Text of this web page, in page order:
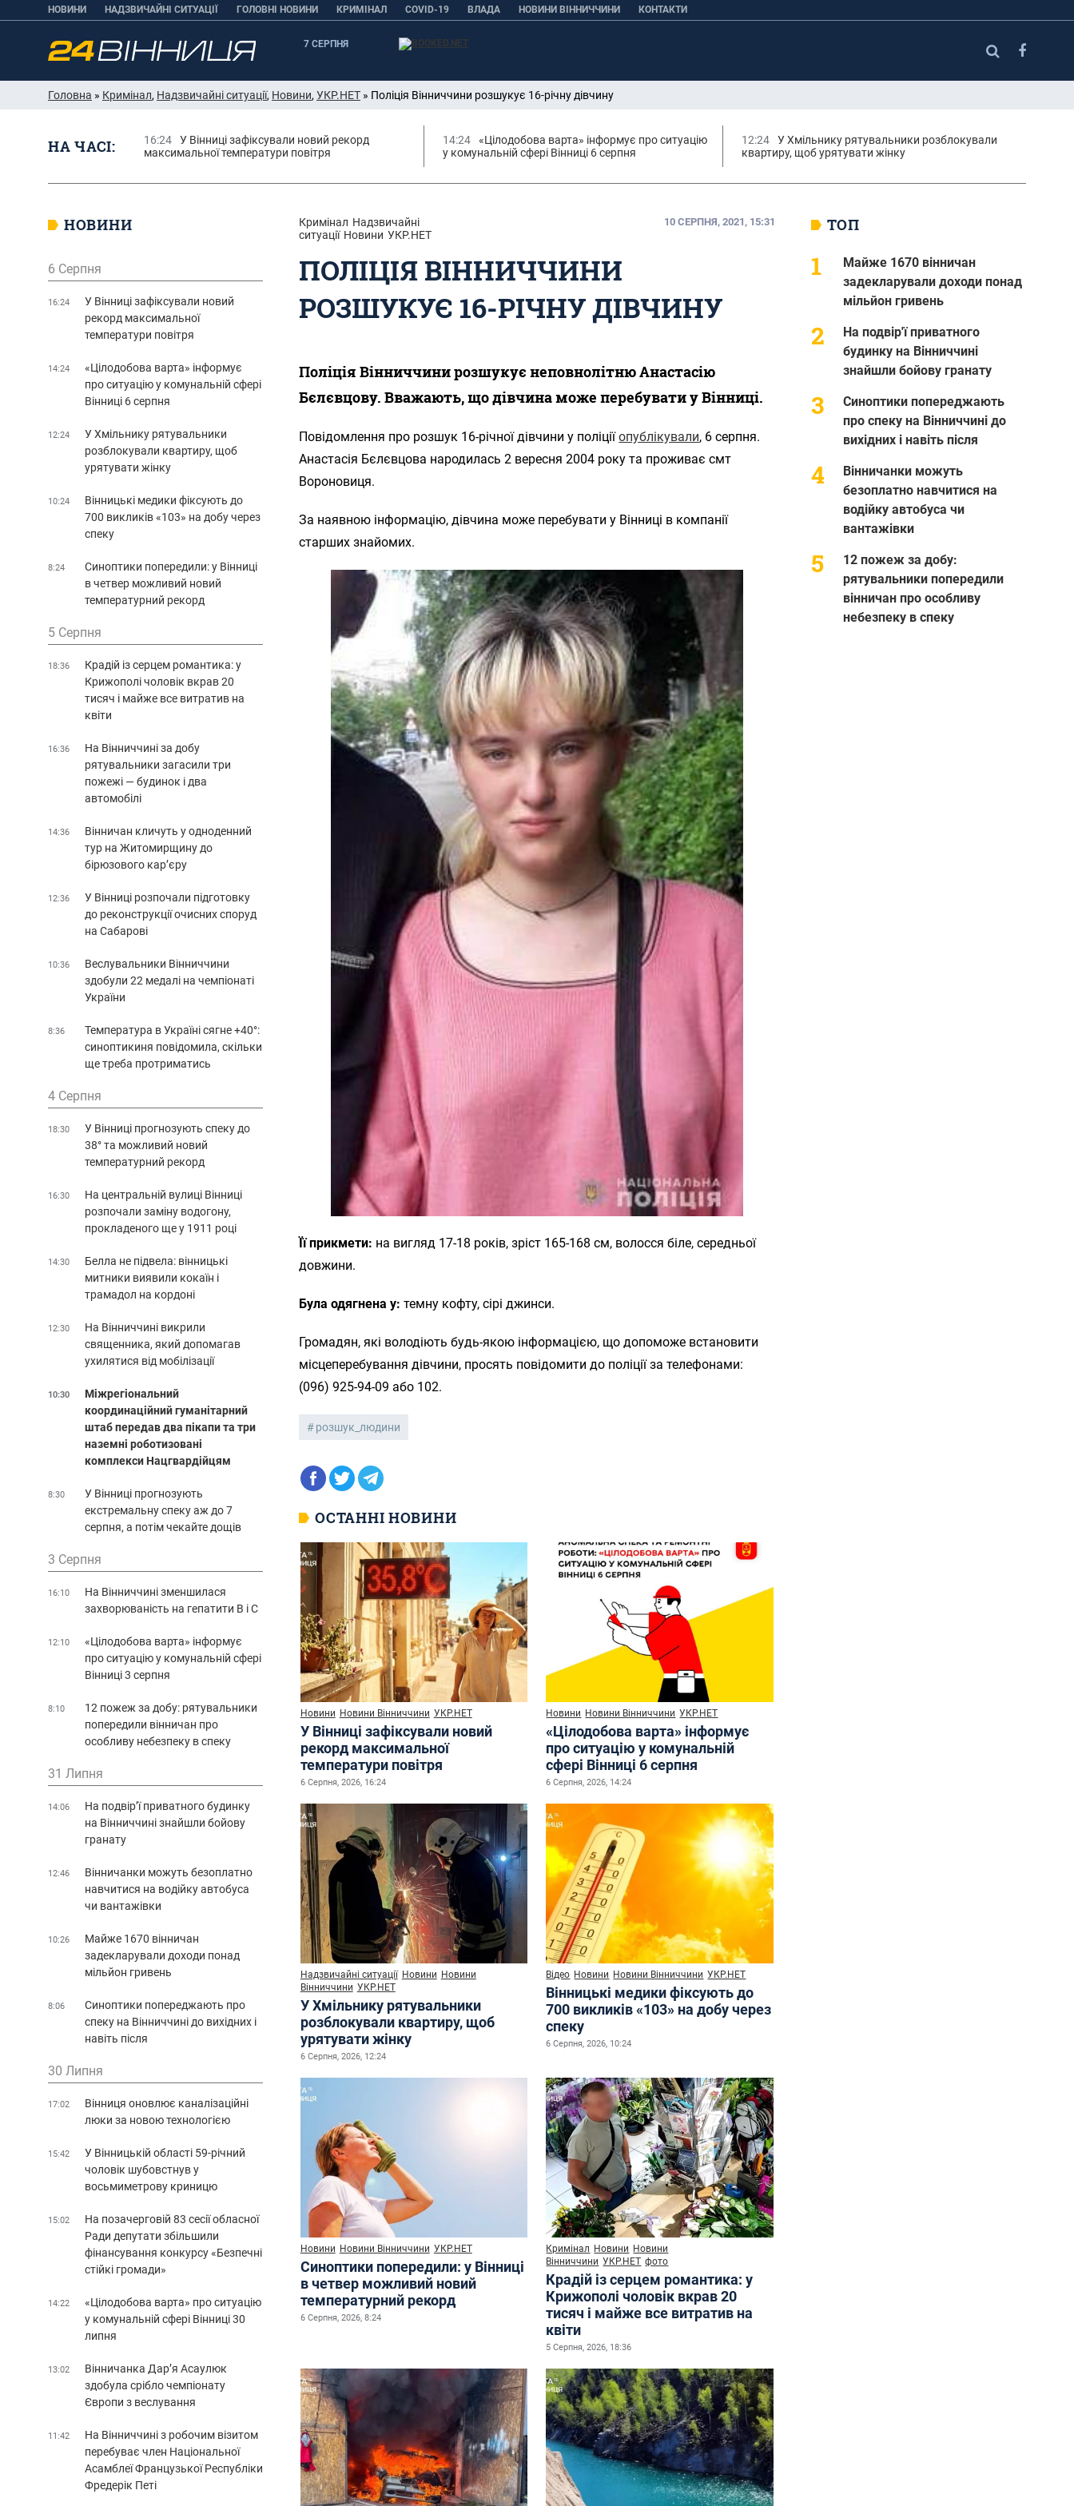
НОВИНИ НАДЗВИЧАЙНІ СИТУАЦІЇ ГОЛОВНІ НОВИНИ КРИМІНАЛ COVID-19 ВЛАДА НОВИНИ ВІННИЧЧИНИ КОНТАКТИ
7 СЕРПНЯ
Головна » Кримінал, Надзвичайні ситуації, Новини, УКР.НЕТ » Поліція Вінниччини розшукує 16-річну дівчину
НА ЧАСІ: 16:24
У Вінниці зафіксували новий рекорд
максимальної температури повітря
14:24
«Цілодобова варта» інформує про ситуацію
у комунальній сфері Вінниці 6 серпня
12:24
У Хмільнику рятувальники розблокували
квартиру, щоб урятувати жінку
Кримінал Надзвичайні
ситуації Новини УКР.НЕТ
10 СЕРПНЯ, 2021, 15:31
ПОЛІЦІЯ ВІННИЧЧИНИ
РОЗШУКУЄ 16-РІЧНУ ДІВЧИНУ
Поліція Вінниччини розшукує неповнолітню Анастасію
Бєлєвцову. Вважають, що дівчина може перебувати у Вінниці.
Повідомлення про розшук 16-річної дівчини у поліціїопублікували, 6 серпня.
Анастасія Бєлєвцова народилась 2 вересня 2004 року та проживає смт
Вороновиця.
За наявною інформацію, дівчина може перебувати у Вінниці в компанії
старших знайомих.
Її прикмети: на вигляд 17-18 років, зріст 165-168 см, волосся біле, середньої
довжини.
Була одягнена у: темну кофту, сірі джинси.
Громадян, які володіють будь-якою інформацією, що допоможе встановити
місцеперебування дівчини, просять повідомити до поліції за телефонами:
(096) 925-94-09 або 102.
розшук_людини
ОСТАННІ НОВИНИ
Новини Новини Вінниччини УКР.НЕТ
У Вінниці зафіксували новий
рекорд максимальної
температури повітря
6 Серпня, 2026, 16:24
Новини Новини Вінниччини УКР.НЕТ
«Цілодобова варта» інформує
про ситуацію у комунальній
сфері Вінниці 6 серпня
6 Серпня, 2026, 14:24
Надзвичайні ситуації Новини Новини
Вінниччини УКР.НЕТ
У Хмільнику рятувальники
розблокували квартиру, щоб
урятувати жінку
6 Серпня, 2026, 12:24
Відео Новини Новини Вінниччини УКР.НЕТ
Вінницькі медики фіксують до
700 викликів «103» на добу через
спеку
6 Серпня, 2026, 10:24
Новини Новини Вінниччини УКР.НЕТ
Синоптики попередили: у Вінниці
в четвер можливий новий
температурний рекорд
6 Серпня, 2026, 8:24
Кримінал Новини Новини
Вінниччини УКР.НЕТ фото
Крадій із серцем романтика: у
Крижополі чоловік вкрав 20
тисяч і майже все витратив на
квіти
5 Серпня, 2026, 18:36
ТОП
Майже 1670 вінничан
задекларували доходи понад
мільйон гривень
На подвір'ї приватного
будинку на Вінниччині
знайшли бойову гранату
Синоптики попереджають
про спеку на Вінниччині до
вихідних і навіть після
Вінничанки можуть
безоплатно навчитися на
водійку автобуса чи
вантажівки
12 пожеж за добу:
рятувальники попередили
вінничан про особливу
небезпеку в спеку
НОВИНИ
6 Серпня
16:24
У Вінниці зафіксували новий
рекорд максимальної
температури повітря
14:24
«Цілодобова варта» інформує
про ситуацію у комунальній сфері
Вінниці 6 серпня
12:24
У Хмільнику рятувальники
розблокували квартиру, щоб
урятувати жінку
10:24
Вінницькі медики фіксують до
700 викликів «103» на добу через
спеку
8:24
Синоптики попередили: у Вінниці
в четвер можливий новий
температурний рекорд
5 Серпня
18:36
Крадій із серцем романтика: у
Крижополі чоловік вкрав 20
тисяч і майже все витратив на
квіти
16:36
На Вінниччині за добу
рятувальники загасили три
пожежі — будинок і два
автомобілі
14:36
Вінничан кличуть у одноденний
тур на Житомирщину до
бірюзового кар’єру
12:36
У Вінниці розпочали підготовку
до реконструкції очисних споруд
на Сабарові
10:36
Веслувальники Вінниччини
здобули 22 медалі на чемпіонаті
України
8:36
Температура в Україні сягне +40°:
синоптикиня повідомила, скільки
ще треба протриматись
4 Серпня
18:30
У Вінниці прогнозують спеку до
38° та можливий новий
температурний рекорд
16:30
На центральній вулиці Вінниці
розпочали заміну водогону,
прокладеного ще у 1911 році
14:30
Белла не підвела: вінницькі
митники виявили кокаїн і
трамадол на кордоні
12:30
На Вінниччині викрили
священника, який допомагав
ухилятися від мобілізації
10:30
Міжрегіональний
координаційний гуманітарний
штаб передав два пікапи та три
наземні роботизовані
комплекси Нацгвардійцям
8:30
У Вінниці прогнозують
екстремальну спеку аж до 7
серпня, а потім чекайте дощів
3 Серпня
16:10
На Вінниччині зменшилася
захворюваність на гепатити В і С
12:10
«Цілодобова варта» інформує
про ситуацію у комунальній сфері
Вінниці 3 серпня
8:10
12 пожеж за добу: рятувальники
попередили вінничан про
особливу небезпеку в спеку
31 Липня
14:06
На подвір’ї приватного будинку
на Вінниччині знайшли бойову
гранату
12:46
Вінничанки можуть безоплатно
навчитися на водійку автобуса
чи вантажівки
10:26
Майже 1670 вінничан
задекларували доходи понад
мільйон гривень
8:06
Синоптики попереджають про
спеку на Вінниччині до вихідних і
навіть після
30 Липня
17:02
Вінниця оновлює каналізаційні
люки за новою технологією
15:42
У Вінницькій області 59-річний
чоловік шубовстнув у
восьмиметрову криницю
15:02
На позачерговій 83 сесії обласної
Ради депутати збільшили
фінансування конкурсу «Безпечні
стійкі громади»
14:22
«Цілодобова варта» про ситуацію
у комунальній сфері Вінниці 30
липня
13:02
Вінничанка Дар’я Асаулюк
здобула срібло чемпіонату
Європи з веслування
11:42
На Вінниччині з робочим візитом
перебуває член Національної
Асамблеї Французької Республіки
Фредерік Петі